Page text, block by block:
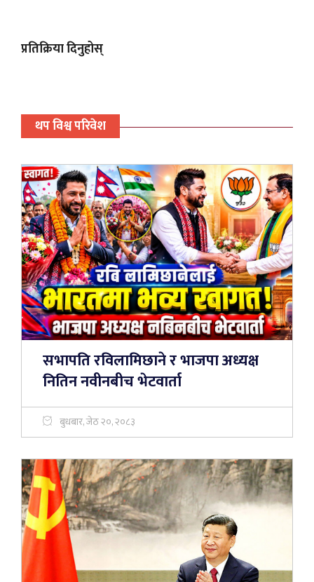
प्रतिक्रिया दिनुहोस्
थप विश्व परिवेश
सभापति रविलामिछाने र भाजपा अध्यक्ष
नितिन नवीनबीच भेटवार्ता
बुधबार, जेठ २०, २०८३